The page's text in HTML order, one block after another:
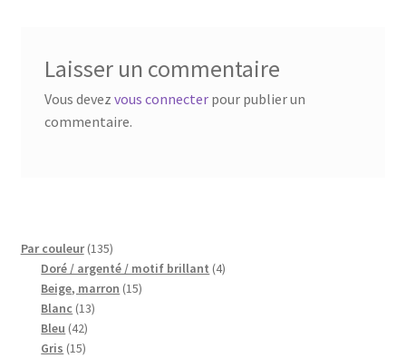
Qui suis je ?
CGV
Laisser un commentaire
Vous devez vous connecterpour publier un
commentaire.
Par couleur 135135
produits
Doré / argenté / motif brillant 44
Beige, marron 1515
Blanc 1313
Bleu 4242
produits
Gris 1515